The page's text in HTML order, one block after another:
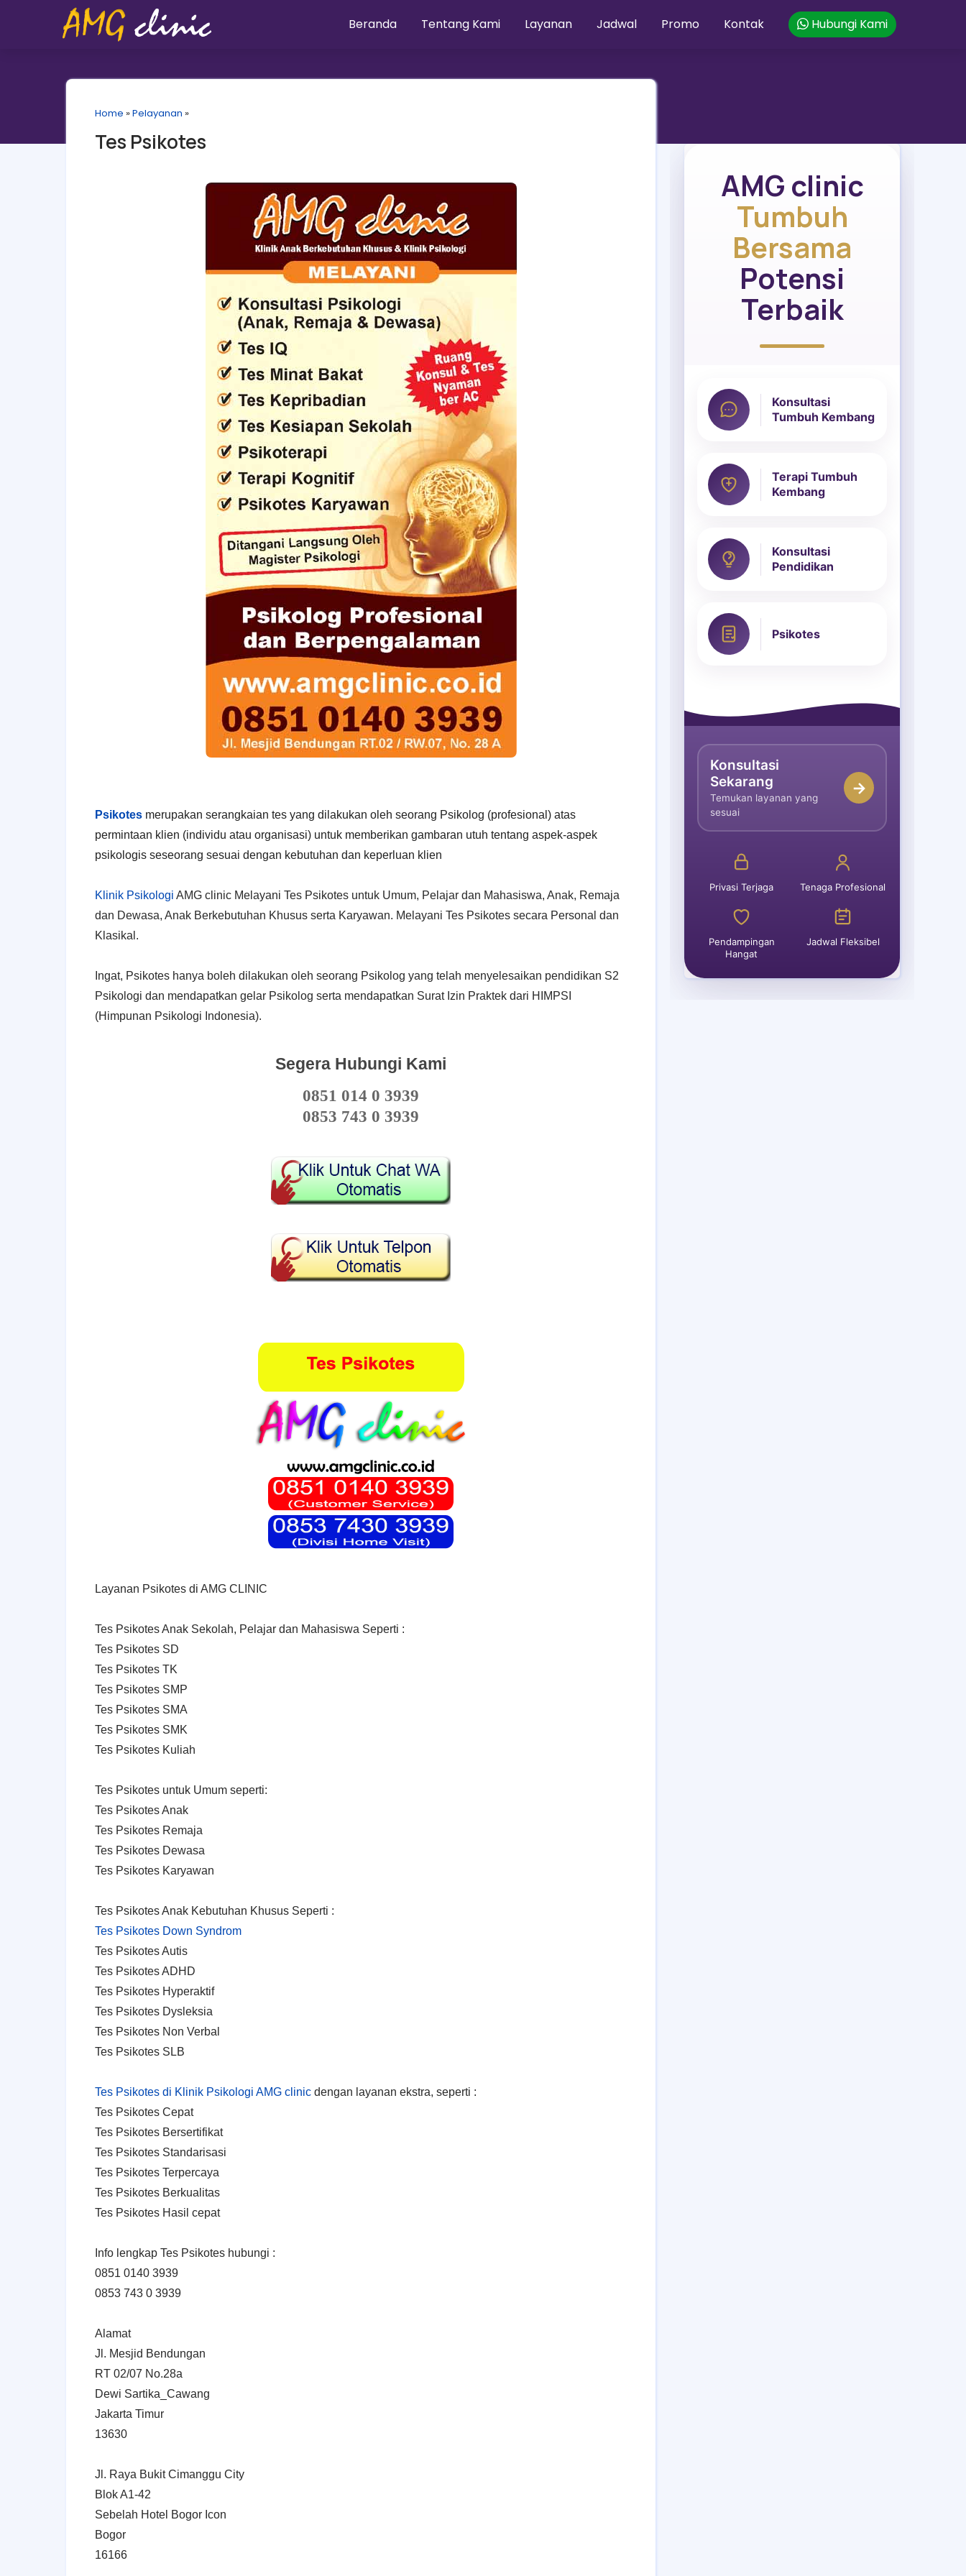
Beranda Tentang Kami Layanan Jadwal Promo Kontak Hubungi Kami
Home »Pelayanan »
Tes Psikotes
Psikotes merupakan serangkaian tes yang dilakukan oleh seorang Psikolog (profesional) atas
permintaan klien (individu atau organisasi) untuk memberikan gambaran utuh tentang aspek-aspek
psikologis seseorang sesuai dengan kebutuhan dan keperluan klien
Klinik Psikologi AMG clinic Melayani Tes Psikotes untuk Umum, Pelajar dan Mahasiswa, Anak, Remaja
dan Dewasa, Anak Berkebutuhan Khusus serta Karyawan. Melayani Tes Psikotes secara Personal dan
Klasikal.
Ingat, Psikotes hanya boleh dilakukan oleh seorang Psikolog yang telah menyelesaikan pendidikan S2
Psikologi dan mendapatkan gelar Psikolog serta mendapatkan Surat Izin Praktek dari HIMPSI
(Himpunan Psikologi Indonesia).
Segera Hubungi Kami
0851 014 0 3939
0853 743 0 3939
Layanan Psikotes di AMG CLINIC
Tes Psikotes Anak Sekolah, Pelajar dan Mahasiswa Seperti :
Tes Psikotes SD
Tes Psikotes TK
Tes Psikotes SMP
Tes Psikotes SMA
Tes Psikotes SMK
Tes Psikotes Kuliah
Tes Psikotes untuk Umum seperti:
Tes Psikotes Anak
Tes Psikotes Remaja
Tes Psikotes Dewasa
Tes Psikotes Karyawan
Tes Psikotes Anak Kebutuhan Khusus Seperti :
Tes Psikotes Down Syndrom
Tes Psikotes Autis
Tes Psikotes ADHD
Tes Psikotes Hyperaktif
Tes Psikotes Dysleksia
Tes Psikotes Non Verbal
Tes Psikotes SLB
Tes Psikotes di Klinik Psikologi AMG clinic dengan layanan ekstra, seperti :
Tes Psikotes Cepat
Tes Psikotes Bersertifikat
Tes Psikotes Standarisasi
Tes Psikotes Terpercaya
Tes Psikotes Berkualitas
Tes Psikotes Hasil cepat
Info lengkap Tes Psikotes hubungi :
0851 0140 3939
0853 743 0 3939
Alamat
Jl. Mesjid Bendungan
RT 02/07 No.28a
Dewi Sartika_Cawang
Jakarta Timur
13630
Jl. Raya Bukit Cimanggu City
Blok A1-42
Sebelah Hotel Bogor Icon
Bogor
16166
AMG clinic
Tumbuh
Bersama
Potensi
Terbaik
Konsultasi
Tumbuh Kembang
Terapi Tumbuh
Kembang
Konsultasi
Pendidikan
Psikotes
Konsultasi
Sekarang
Temukan layanan yang
sesuai
→
Privasi Terjaga Tenaga Profesional
Pendampingan
Hangat
Jadwal Fleksibel